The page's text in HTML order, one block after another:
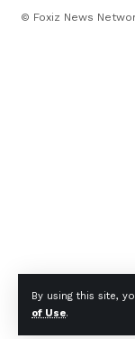
By using this site,
of Use.
© Foxiz News